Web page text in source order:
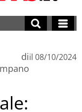
diil 08/10/2024